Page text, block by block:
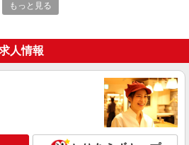
査・梱包作業
円交通費全額支給
県菊池市 ＊車・バイク通勤OK
詳細を見る
もっと見る
人情報